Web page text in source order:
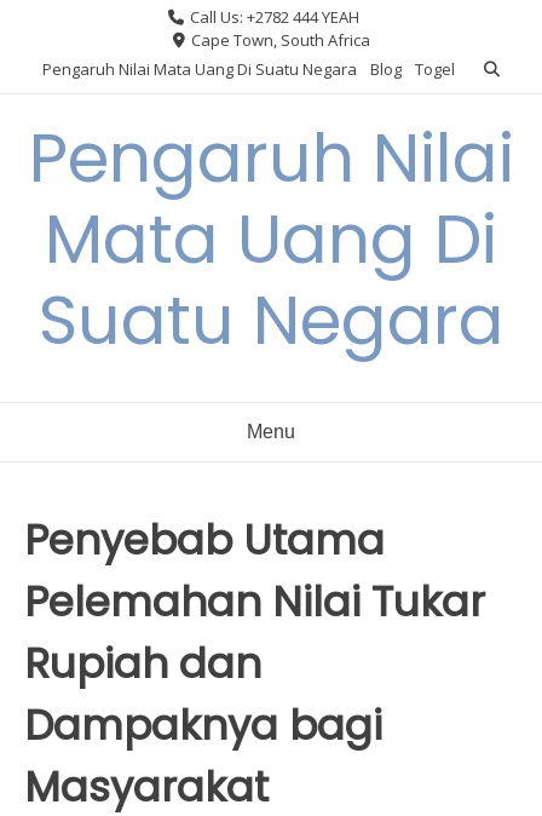
content
Call Us: +2782 444 YEAH
Cape Town, South Africa
Pengaruh Nilai Mata Uang Di Suatu Negara
Blog Togel
Pengaruh Nilai
Mata Uang Di
Suatu Negara
Menu
Penyebab Utama
Pelemahan Nilai Tukar
Rupiah dan
Dampaknya bagi
Masyarakat